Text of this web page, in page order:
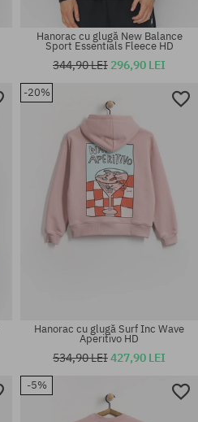
Mărimi existente:
Mărimi existente:
Hanorac cu glugă New Balance
Sport Essentials Fleece HD
344,90 LEI 296,90 LEI
-20%
Hanorac cu glugă Surf Inc Wave
Aperitivo HD
534,90 LEI427,90 LEI
-5%